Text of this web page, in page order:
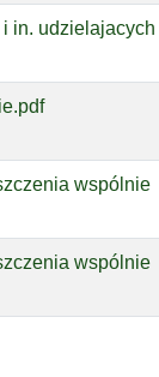
in. udzielajacych
wspólnie
wspólnie